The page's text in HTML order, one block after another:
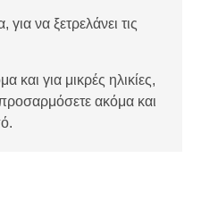
να ξετρελάνει τις
και για μικρές ηλικίες,
προσαρμόσετε ακόμα και